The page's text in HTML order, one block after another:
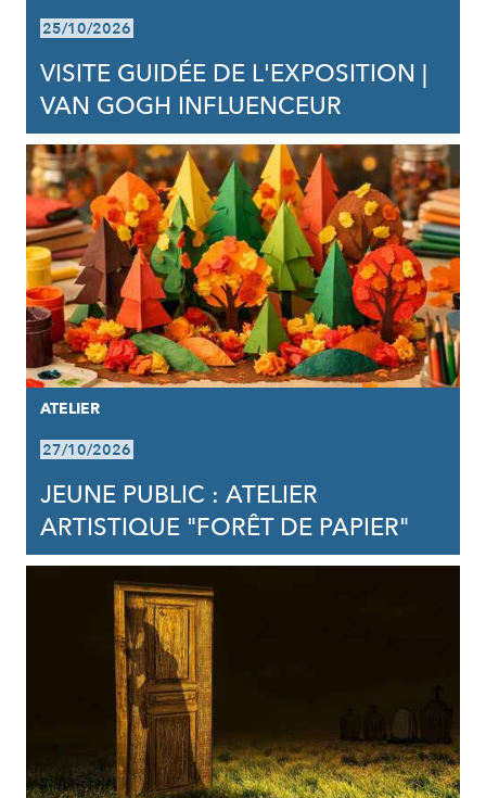
25/10/2026
VISITE GUIDÉE DE L'EXPOSITION |
VAN GOGH INFLUENCEUR
ATELIER
27/10/2026
JEUNE PUBLIC : ATELIER
ARTISTIQUE "FORÊT DE PAPIER"